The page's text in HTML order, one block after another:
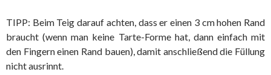
TIPP: Beim Teig darauf achten, dass er einen 3 cm hohen Rand
braucht (wenn man keine Tarte-Forme hat, dann einfach mit
den Fingern einen Rand bauen), damit anschließend die Füllung
nicht ausrinnt.